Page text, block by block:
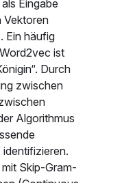
Eingabe
Vektoren
Ein häufig
ist
Durch
zwischen
Algorithmus
identifizieren.
Skip-Gram-